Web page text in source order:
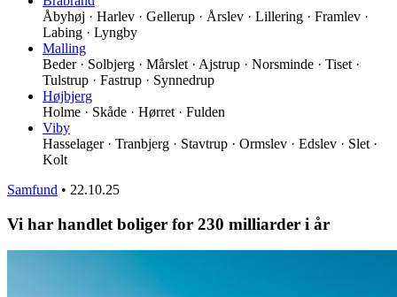
Åbyhøj · Harlev · Gellerup · Årslev · Lillering · Framlev ·
Labing · Lyngby
Malling
Beder · Solbjerg · Mårslet · Ajstrup · Norsminde · Tiset ·
Tulstrup · Fastrup · Synnedrup
Højbjerg
Holme · Skåde · Hørret · Fulden
Viby
Hasselager · Tranbjerg · Stavtrup · Ormslev · Edslev · Slet ·
Kolt
Samfund • 22.10.25
Vi har handlet boliger for 230 milliarder i år